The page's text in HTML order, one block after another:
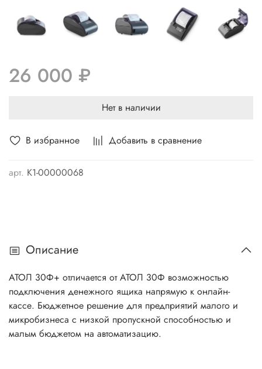
В избранное Добавить в сравнение
арт. K1-00000068
26 000 ₽
Нет в наличии
Описание
АТОЛ 30Ф+ отличается от АТОЛ 30Ф возможностью
подключения денежного ящика напрямую к онлайн-
кассе. Бюджетное решение для предприятий малого и
микробизнеса с низкой пропускной способностью и
малым бюджетом на автоматизацию.